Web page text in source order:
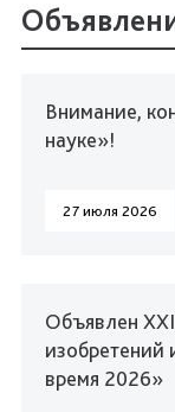
Внимание,
науке»!
27 июля 2026
Объявлен
изобретений
время 2026»